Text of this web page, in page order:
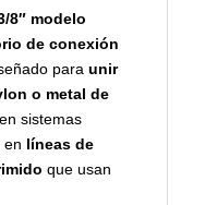
8″ modelo
de conexión
para unir
o metal de
sistemas
en líneas de
que usan